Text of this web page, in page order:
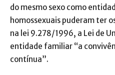
do mesmo sexo como
homossexuais puderam ter
na lei 9.278/1996, a Lei de
entidade familiar “a
contínua”.